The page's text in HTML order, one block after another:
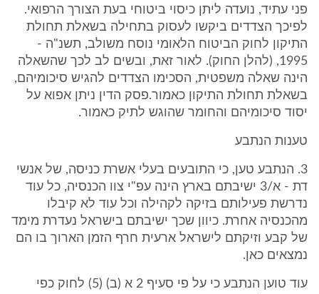
פני עתיד, נועדה ליתן כיסוי ביטוחי בעת הצורך הרפואי.
לפיכך הצדדים ביקשו לעסוק בתחילה בשאלת תחולת
התיקון לחוק הביטוח הלאומי נוסח משולב, תשנ"ה -
1995, (להלן החוק). לאור זאת, ובשים לב לכך שהשאלה
הינה שאלה משפטית, הסכימו הצדדים להגיש סיכומיהם,
בשאלת תחולת התיקון כאמור.פסק הדין ניתן אפוא על
יסוד סיכומיהם והחומר שהוגש לתיק כאמור.
טענות הנתבע
3. הנתבע טען, כי התובעים בעלי אשרת כניסה, של אנשי
דת - א/3 ישיבתם בארץ הינה עפ"י צוו הכנסיה, כל עוד
נדרשת פעילותם בזיקה לקהילה וכל עוד לא קיבלו
מהכנסיה אחרת. כיוון שכך ישיבתם בישראל נעדרת מימד
של קבע וזיקתם לישראל ארעית חרף הזמן הארוך בו הם
נמצאים כאן.
עוד טוען הנתבע כי על פי סעיף 2 א (ב) (5) לחוק כפי